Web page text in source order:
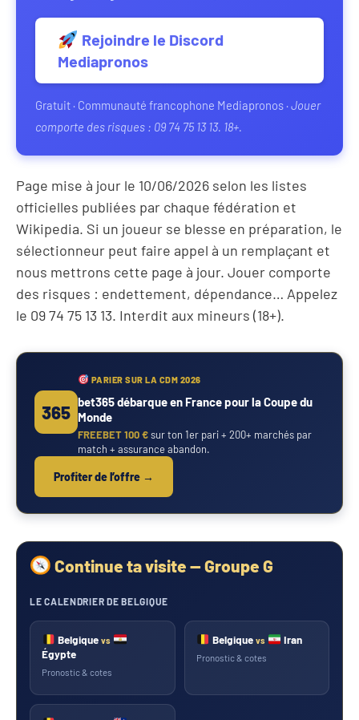
Rejoindre le Discord
Mediapronos
Gratuit · Communauté francophone Mediapronos ·Jouer
comporte des risques : 09 74 75 13 13. 18+.
Page mise à jour le 10/06/2026 selon les listes
officielles publiées par chaque fédération et
Wikipedia. Si un joueur se blesse en préparation, le
sélectionneur peut faire appel à un remplaçant et
nous mettrons cette page à jour. Jouer comporte
des risques : endettement, dépendance… Appelez
le 09 74 75 13 13. Interdit aux mineurs (18+).
365
PARIER SUR LA CDM 2026
bet365 débarque en France pour la Coupe du
Monde
FREEBET 100 €sur ton 1er pari + 200+ marchés par
match + assurance abandon.
Profiter de l’offre →
Continue ta visite — Groupe G
LE CALENDRIER DE BELGIQUE
Belgiquevs
Égypte
Pronostic & cotes
Belgique vs Iran
Pronostic & cotes